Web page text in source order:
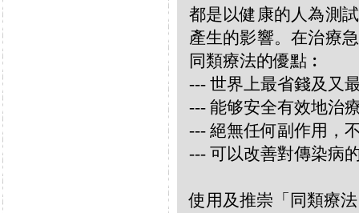
都是以健康的人為測
產生的影響。在治療
同類療法的優點︰
--- 世界上最省錢及又
--- 能够安全有效地治
--- 絕無任何副作用，
--- 可以改善對傳染病
使用及推崇「同類療